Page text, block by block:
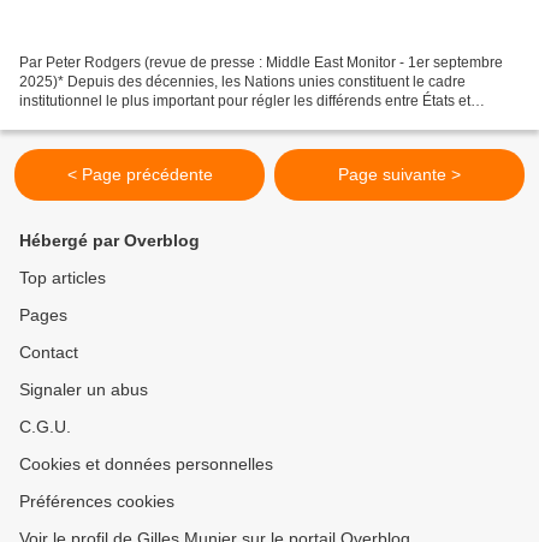
Par Peter Rodgers (revue de presse : Middle East Monitor - 1er septembre
2025)* Depuis des décennies, les Nations unies constituent le cadre
institutionnel le plus important pour régler les différends entre États et
< Page précédente Page suivante >
Hébergé par Overblog
Top articles
Pages
Contact
Signaler un abus
C.G.U.
Cookies et données personnelles
Préférences cookies